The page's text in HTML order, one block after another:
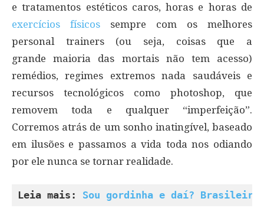
e tratamentos estéticos caros, horas e horas de
exercícios físicos sempre com os melhores
personal trainers (ou seja, coisas que a
grande maioria das mortais não tem acesso)
remédios, regimes extremos nada saudáveis e
recursos tecnológicos como photoshop, que
removem toda e qualquer “imperfeição”.
Corremos atrás de um sonho inatingível, baseado
em ilusões e passamos a vida toda nos odiando
por ele nunca se tornar realidade.
Leia mais: Sou gordinha e daí? Brasileira